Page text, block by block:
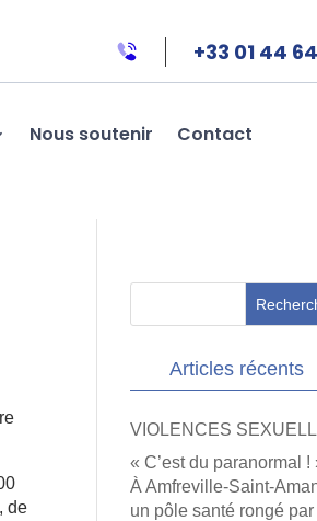
+33 01 44
Nous soutenir Contact
de
Articles récents
VIOLENCES
« C’est du paranormal !
À Amfreville-Saint-
un pôle santé rongé